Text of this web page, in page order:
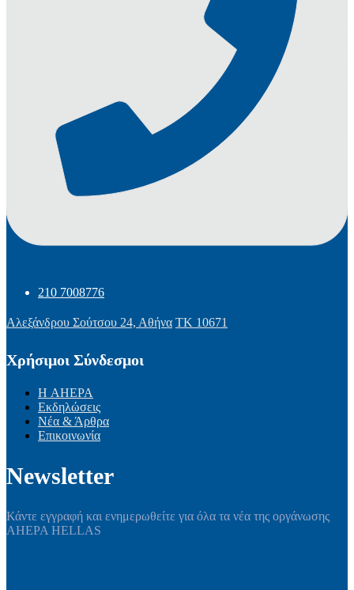
210 7008776
Αλεξάνδρου Σούτσου 24, Αθήνα ΤΚ 10671
Χρήσιμοι Σύνδεσμοι
Η AHEPA
Εκδηλώσεις
Νέα & Άρθρα
Επικοινωνία
Newsletter
Κάντε εγγραφή και ενημερωθείτε για όλα τα νέα της οργάνωσης
AHEPA HELLAS